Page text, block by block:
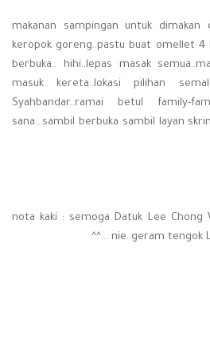
makanan sampingan untuk dimakan
keropok goreng..pastu buat omellet 4
berbuka.. hihi..lepas masak
masuk kereta..lokasi pilihan
Syahbandar..ramai betul family-
sana...sambil berbuka sambil layan
nota kaki : semoga Datuk Lee Chong
nie..geram tengok